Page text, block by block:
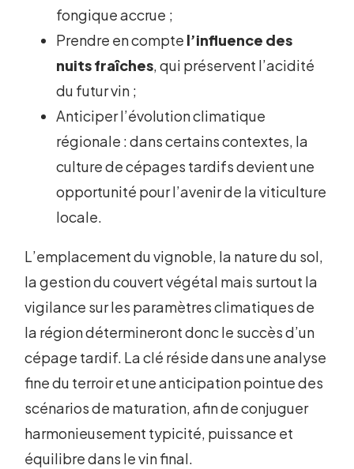
fongique accrue ;
Prendre en compte l’influence des
nuits fraîches, qui préservent l’acidité
du futur vin ;
Anticiper l’évolution climatique
régionale : dans certains contextes, la
culture de cépages tardifs devient une
opportunité pour l’avenir de la viticulture
locale.
L’emplacement du vignoble, la nature du sol,
la gestion du couvert végétal mais surtout la
vigilance sur les paramètres climatiques de
la région détermineront donc le succès d’un
cépage tardif. La clé réside dans une analyse
fine du terroir et une anticipation pointue des
scénarios de maturation, afin de conjuguer
harmonieusement typicité, puissance et
équilibre dans le vin final.